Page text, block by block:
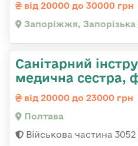
від 20000 до 30000 грн
Запоріжжя, Запорізька
Санітарний
медична сестра,
від 20000 до 23000 грн
Полтава
Військова частина